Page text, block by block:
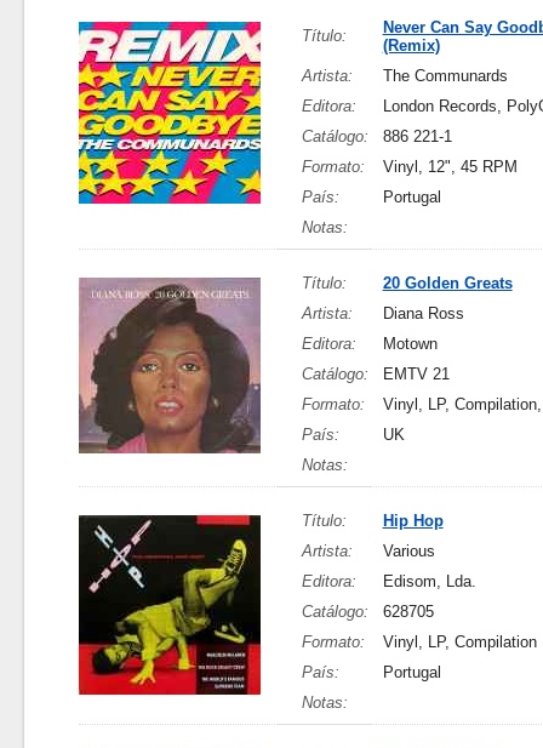
Título:
Never Can Say
(Remix)
Artista:
The Communards
Editora:
London Records,
Catálogo:
886 221-1
Formato:
Vinyl, 12", 45 RPM
País:
Portugal
Notas:
Título:
20 Golden Greats
Artista:
Diana Ross
Editora:
Motown
Catálogo:
EMTV 21
Formato:
Vinyl, LP,
País:
UK
Notas:
Título:
Hip Hop
Artista:
Various
Editora:
Edisom, Lda.
Catálogo:
628705
Formato:
Vinyl, LP, Compilation
País:
Portugal
Notas: